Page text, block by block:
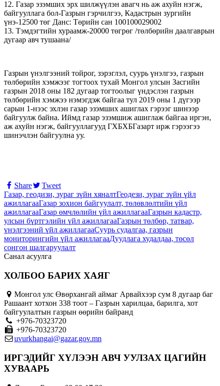
12. Газар эзэмших эрх шилжүүлэн авагч нь аж ахуйн нэгж,
байгууллага бол-Газрын гэрчилгээ, Кадастрын зургийн
үнэ-12500 төг Данс: Төрийн сан 100100029002
13. Тэмдэгтийн хураамж-20000 төгрөг /төлбөрийн даалгаврын
дугаар авч тушаана/
Газрын үнэлгээний тойрог, зэрэглэл, суурь үнэлгээ, газрын
төлбөрийн хэмжээг тогтоох тухай Монгол улсын Засгийн
газрын 2018 оны 182 дугаар тогтоолыг үндэслэн газрын
төлбөрийн хэмжээ нэмэгдэж байгаа тул 2019 оны 1 дүгээр
сарын 1-нээс эхлэн газар эзэмших ашиглах гэрээг шинээр
байгуулж байна. Иймд газар эзэмшиж ашиглаж байгаа иргэн,
аж ахуйн нэгж, байгууллагууд ГХБХБГазарт ирж гэрээгээ
шинэчлэн байгуулна уу.
Share
Tweet
Газар, геодизи, зураг зүйн хяналтГеодези, зураг зүйн үйл
ажиллагааГазар зохион байгуулалт, төлөвлөлтийн үйл
ажиллагааГазар өмчлөлийн үйл ажиллагааГазрын кадастр,
улсын бүртгэлийн үйл ажиллагааГазрын төлбөр, татвар,
үнэлгээний үйл ажиллагааСуурь судалгаа, газрын
мониторингийн үйл ажиллагааДуудлага худалдаа, төсөл
сонгон шалгаруулалт
Санал асуулга
ХОЛБОО БАРИХ ХАЯГ
Монгол улс Өвөрхангай аймаг Арвайхээр сум 8 дугаар баг
Рашаант хотхон 338 тоот – Газрын харилцаа, барилга, хот
байгуулалтын газрын өөрийн байранд
+976-70323720
+976-70323720
uvurkhangai@gazar.gov.mn
ИРГЭДИЙГ ХҮЛЭЭН АВЧ УУЛЗАХ ЦАГИЙН
ХУВААРЬ